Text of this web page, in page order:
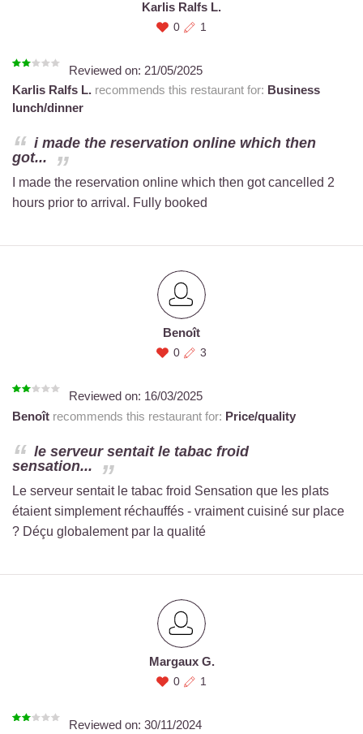
Karlis Ralfs L.
0 1
Reviewed on: 21/05/2025
Karlis Ralfs L. recommends this restaurant for: Business
lunch/dinner
i made the reservation online which then
got...
I made the reservation online which then got cancelled 2
hours prior to arrival. Fully booked
Benoît
0 3
Reviewed on: 16/03/2025
Benoît recommends this restaurant for: Price/quality
le serveur sentait le tabac froid
sensation...
Le serveur sentait le tabac froid Sensation que les plats
étaient simplement réchauffés - vraiment cuisiné sur place
? Déçu globalement par la qualité
Margaux G.
0 1
Reviewed on: 30/11/2024